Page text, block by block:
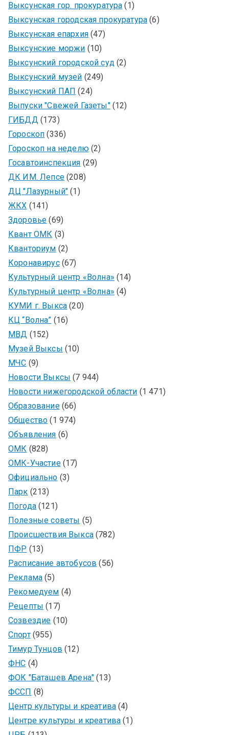
Выксунская гор. прокуратура (1)
Выксунская городская прокуратура (6)
Выксунская епархия(47)
Выксунские моржи (10)
Выксунский городской суд(2)
Выксунский музей (249)
Выксунский ПАП (24)
Выпуски "Свежей Газеты"(12)
ГИБДД(173)
Гороскоп (336)
Гороскоп на неделю(2)
Госавтоинспекция (29)
ДК ИМ. Лепсе(208)
ДЦ "Лазурный" (1)
ЖКХ (141)
Здоровье (69)
Квант ОМК (3)
Кванториум (2)
Коронавирус(67)
Культурный центр «Волна» (14)
Культурный центр «Волна» (4)
КУМИ г. Выкса (20)
КЦ “Волна” (16)
МВД (152)
Музей Выксы (10)
МЧС (9)
Новости Выксы (7 944)
Новости нижегородской области (1 471)
Образование(66)
Общество (1 974)
Объявления (6)
ОМК (828)
ОМК-Участие(17)
Официально (3)
Парк (213)
Погода(121)
Полезные советы (5)
Происшествия Выкса(782)
ПФР (13)
Расписание автобусов (56)
Реклама (5)
Рекомедуем (4)
Рецепты (17)
Созвездие (10)
Спорт(955)
Тимур Тунцов (12)
ФНС (4)
ФОК "Баташев Арена" (13)
ФССП (8)
Центр культуры и креатива (4)
Центре культуры и креатива (1)